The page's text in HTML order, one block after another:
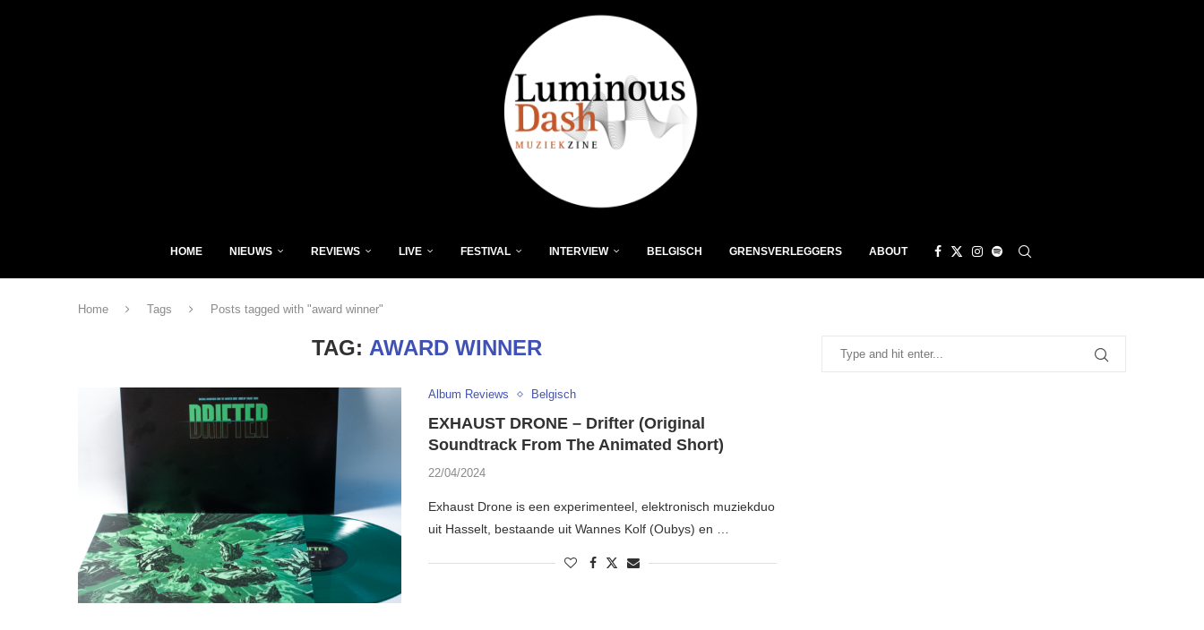
HOME NIEUWS REVIEWS LIVE FESTIVAL INTERVIEW BELGISCH GRENSVERLEGGERS ABOUT
Home Tags Posts tagged with "award winner"
TAG: AWARD WINNER
Album Reviews Belgisch
EXHAUST DRONE – Drifter (Original
Soundtrack From The Animated Short)
22/04/2024
Exhaust Drone is een experimenteel, elektronisch muziekduo
uit Hasselt, bestaande uit Wannes Kolf (Oubys) en …